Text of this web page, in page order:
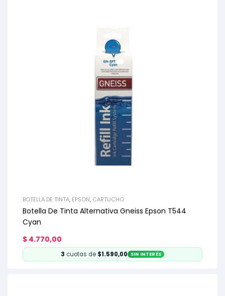
BOTELLA DE TINTA, EPSON, CARTUCHO
Botella De Tinta Alternativa Gneiss Epson T544
Cyan
$ 4.770,00
3 cuotas de $1.590,00 SIN INTERÉS